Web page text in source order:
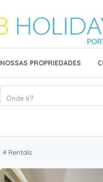
NOSSAS PROPRIEDADES
Onde Ir?
4 Rentals